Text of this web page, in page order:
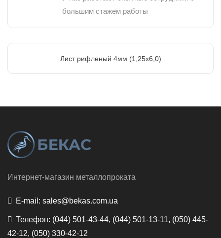
большим стажем работы
Лист рифленый 4мм (1,25х6,0)
Интернет-магазин металлопроката
E-mail: sales@bekas.com.ua
Телефон: (044) 501-43-44, (044) 501-13-11, (050) 445-
42-12, (050) 330-42-12